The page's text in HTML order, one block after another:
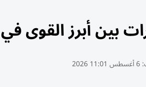
بين أبرز القوى
6 أغسطس 11:01 2026